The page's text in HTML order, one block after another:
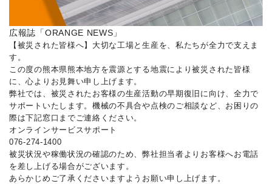
広報誌「ORANGE NEWS」
【被災された皆様へ】大切な工場と生産を、私たちが全力で支えま
す。
この度の熊本県熊本地方を震源とする地震により被災された皆様
に、心よりお見舞い申し上げます。
弊社では、被災されたお客様の生産活動の早期復旧に向け、全力で
サポートいたします。機械の不具合や点検のご相談など、お困りの
際は下記窓口までご連絡ください。
オンラインサービスサポート
076-274-1400
被災状況や稼働状況の確認のため、弊社担当者よりお客様へお電話
を差し上げる場合がございます。
あらかじめご了承くださいますようお願い申し上げます。